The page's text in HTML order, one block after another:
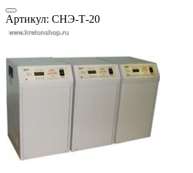
Артикул: СНЭ-Т-20